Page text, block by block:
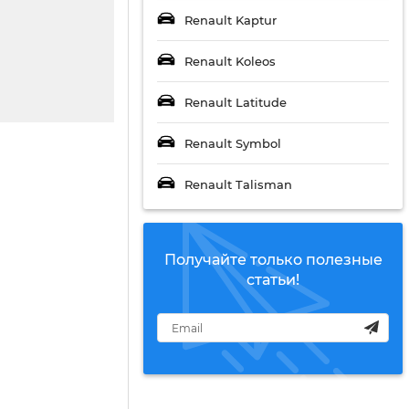
Renault Kaptur
Renault Koleos
Renault Latitude
Renault Symbol
Renault Talisman
Получайте только полезные
статьи!